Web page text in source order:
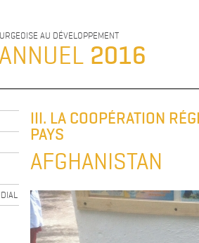
AU DÉVELOPPEMENT
2016
III. LA COOPÉRATION
PAYS
AFGHANISTAN